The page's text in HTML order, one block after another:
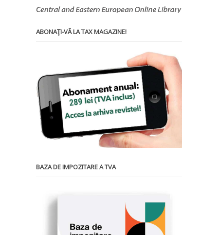
ABONAŢI-VĂ LA TAX MAGAZINE!
BAZA DE IMPOZITARE A TVA